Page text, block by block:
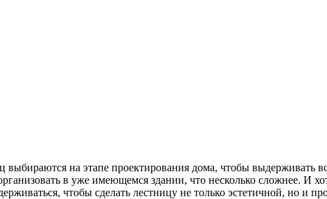
на этапе проектирования дома, чтобы выдерживать
в уже имеющемся здании, что несколько сложнее. И
чтобы сделать лестницу не только эстетичной, но и